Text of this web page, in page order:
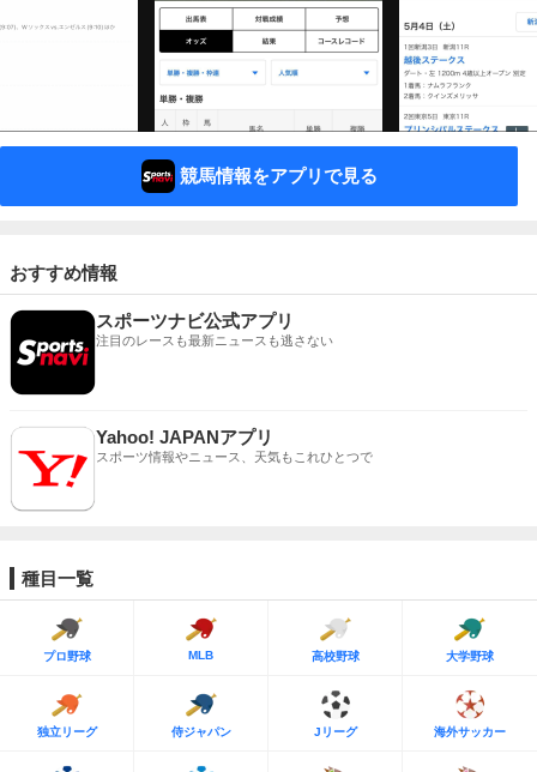
競馬情報をアプリで見る
おすすめ情報
スポーツナビ公式アプリ
注目のレースも最新ニュースも逃さない
Yahoo! JAPANアプリ
スポーツ情報やニュース、天気もこれひとつで
種目一覧
プロ野球 MLB 高校野球 大学野球
独立リーグ 侍ジャパン Jリーグ 海外サッカー